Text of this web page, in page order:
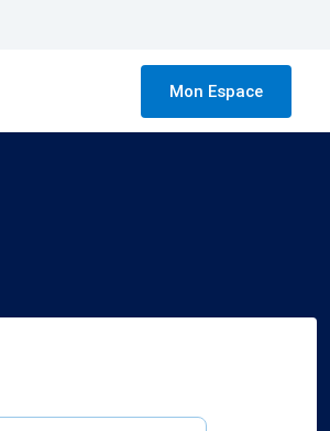
Mon Espace